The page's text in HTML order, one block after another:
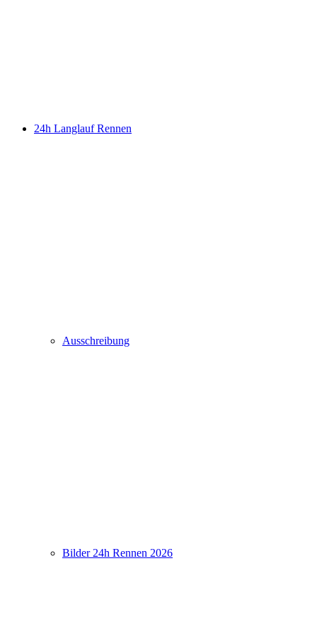
24h Langlauf Rennen
Ausschreibung
Bilder 24h Rennen 2026